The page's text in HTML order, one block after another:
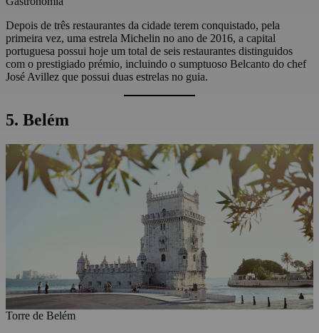
Depois de três restaurantes da cidade terem conquistado, pela
primeira vez, uma estrela Michelin no ano de 2016, a capital
portuguesa possui hoje um total de seis restaurantes distinguidos
com o prestigiado prémio, incluindo o sumptuoso Belcanto do chef
José Avillez que possui duas estrelas no guia.
5. Belém
Torre de Belém